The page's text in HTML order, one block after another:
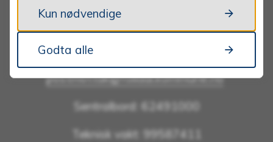
Kontakt oss
postmottak@folldal.kommune.no
Sentralbord: 62491000
Teknisk vakt: 99587411
Kun nødvendige
Godta alle